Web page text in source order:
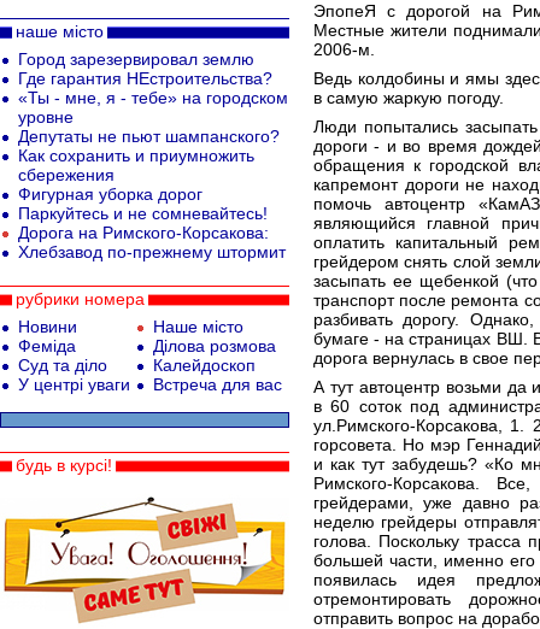
ЭпопеЯ с дорогой на
Местные жители
2006-м.
Ведь колдобины и ямы
в самую жаркую погоду.
Люди попытались
дороги - и во время
обращения к городской
капремонт дороги не
помочь автоцентр
являющийся главной
оплатить капитальный
грейдером снять слой
засыпать ее щебенкой
транспорт после ремонта
разбивать дорогу.
бумаге - на страницах ВШ.
дорога вернулась в свое
А тут автоцентр возьми
в 60 соток под
ул.Римского-Корсакова,
горсовета. Но мэр
и как тут забудешь? «Ко
Римского-Корсакова.
грейдерами, уже давно
неделю грейдеры
голова. Поскольку трасса
большей части, именно его
появилась идея
отремонтировать
отправить вопрос на
наше місто
Город зарезервировал землю
Где гарантия НЕстроительства?
«Ты - мне, я - тебе» на городском
уровне
Депутаты не пьют шампанского?
Как сохранить и приумножить
сбережения
Фигурная уборка дорог
Паркуйтесь и не сомневайтесь!
Дорога на Римского-Корсакова:
Хлебзавод по-прежнему штормит
рубрики номера
Новини
Феміда
Суд та діло
У центрі уваги
Наше місто
Ділова розмова
Калейдоскоп
Встреча для вас
будь в курсі!